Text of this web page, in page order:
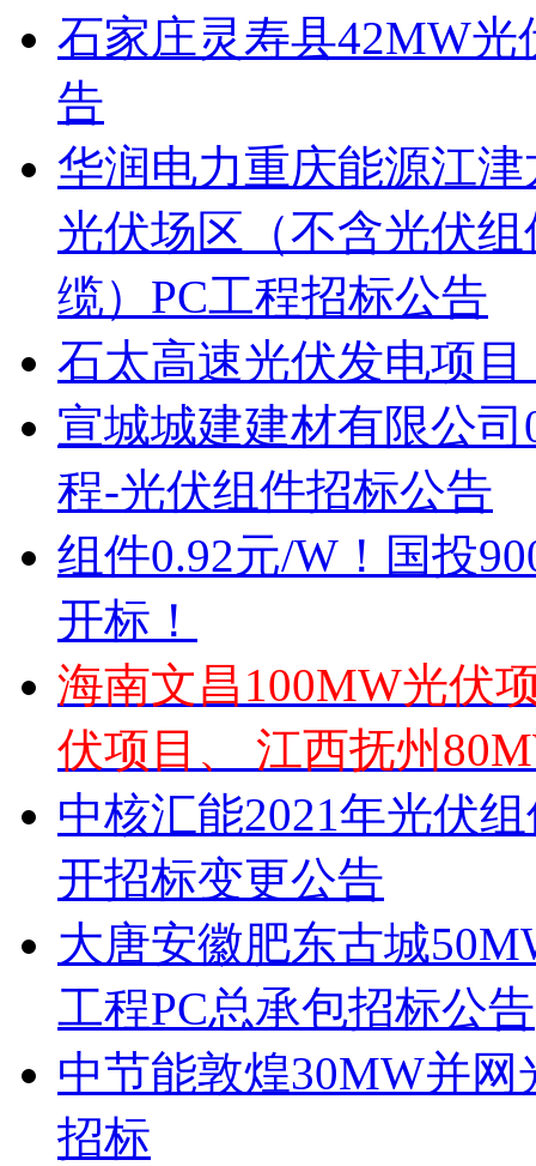
石家庄灵寿县42MW光
告
华润电力重庆能源江
光伏场区（不含光伏
缆）PC工程招标公告
石太高速光伏发电项
宣城城建建材有限公
程-光伏组件招标公告
组件0.92元/W！国投
开标！
海南文昌100MW光伏
伏项目、 江西抚州
中核汇能2021年光伏
开招标变更公告
大唐安徽肥东古城
工程PC总承包招标公告
中节能敦煌30MW并
招标